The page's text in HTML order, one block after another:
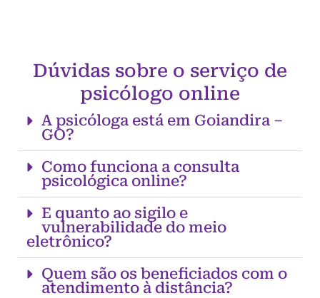
Dúvidas sobre o serviço de
psicólogo online
A psicóloga está em Goiandira –
GO?
Como funciona a consulta
psicológica online?
E quanto ao sigilo e
vulnerabilidade do meio
eletrônico?
Quem são os beneficiados com o
atendimento à distância?